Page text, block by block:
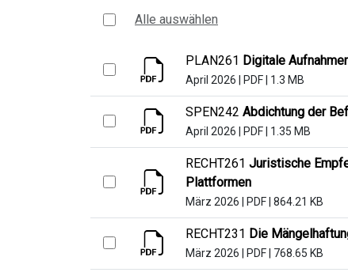
Alle auswählen
PLAN261 Digitale
April 2026 PDF 1.3 MB
SPEN242 Abdichtung der
April 2026 PDF 1.35 MB
RECHT261 Juristische
Plattformen
März 2026 PDF 864.21 KB
RECHT231 Die
März 2026 PDF 768.65 KB